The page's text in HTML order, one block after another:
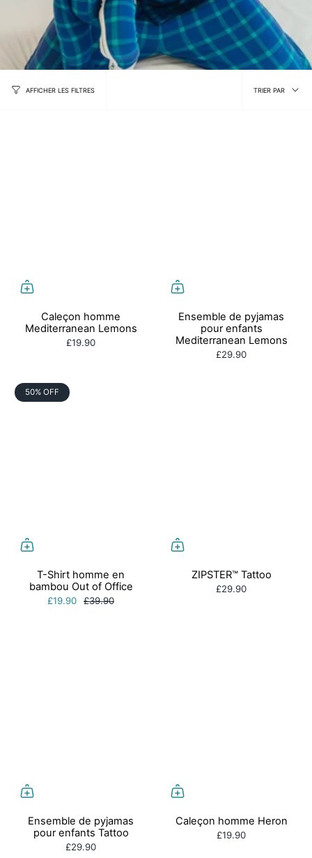
AFFICHER LES FILTRES Trier
TRIER PAR
Caleçon homme
Mediterranean Lemons
£19.90
Ensemble de pyjamas
pour enfants
Mediterranean Lemons
£29.90
50% OFF
T-Shirt homme en
bambou Out of Office
£19.90 £39.90
ZIPSTER™ Tattoo
£29.90
Ensemble de pyjamas
pour enfants Tattoo
£29.90
Caleçon homme Heron
£19.90